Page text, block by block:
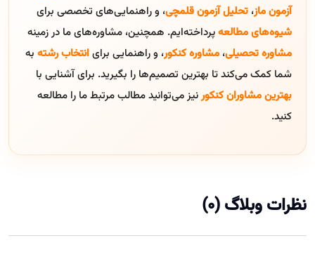
آزمون ماز، تحلیل آزمون قلمچی، و راهنمایی‌های تخصصی برای
شیوه‌های مطالعهپرداخته‌ایم. همچنین، مشاوره‌های ما در زمینه
مشاوره تحصیلی، مشاوره کنکور، و راهنمایی برایانتخاب رشته به
شما کمک می‌کند تا بهترین تصمیم‌ها را بگیرید. برای آشنایی با
بهترین مشاوران کنکورنیز می‌توانید مطالب مرتبط ما را مطالعه
کنید.
نظرات وبلاگ (0)